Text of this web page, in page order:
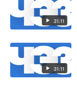
31:11
31:11